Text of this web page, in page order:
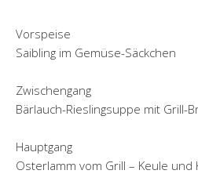
Vorspeise
Saibling im Gemüse-Säckchen
Zwischengang
Bärlauch-Rieslingsuppe mit Grill-
Hauptgang
Osterlamm vom Grill – Keule und